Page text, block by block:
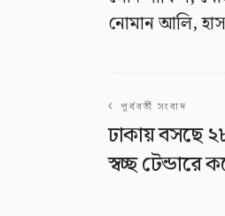
নোমান আলি,
পূর্ববর্তী সংবাদ
ঢাকায় বসছে
স্বচ্ছ টেন্ডারে